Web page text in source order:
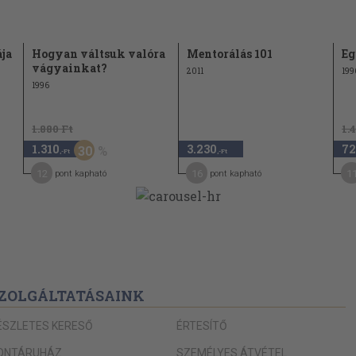
277
298
Hogyan váltsuk valóra
vágyainkat?
1996
1.880 Ft
1.310 ,-Ft 30
pont kapható
Mentorálás 101
2011
3.230 ,-Ft
pont kapható
KERESŐ ÉRTESÍTŐ
SZEMÉLYES ÁTVÉTEL